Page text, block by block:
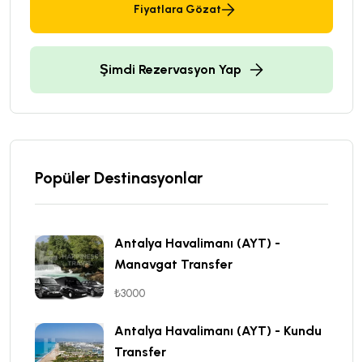
Fiyatlara Gözat
Şimdi Rezervasyon Yap
Popüler Destinasyonlar
Antalya Havalimanı (AYT) -
Manavgat Transfer
₺3000
Antalya Havalimanı (AYT) - Kundu
Transfer